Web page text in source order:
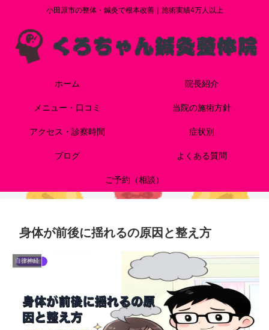
小田原市の整体・鍼灸で根本改善｜施術実績4万人以上
ホーム 院長紹介
メニュー・口コミ 当院の施術方針
アクセス・診察時間 症状別
ブログ よくある質問
ご予約（相談）
身体が前後に揺れるの原因と整え方
自律神経